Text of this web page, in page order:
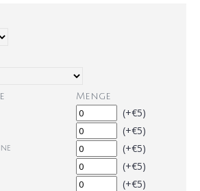
Menge
(+€5)
(+€5)
(+€5)
(+€5)
(+€5)